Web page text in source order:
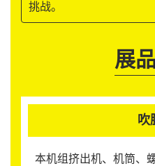
挑战。
展
吹
本机组挤出机、机筒、